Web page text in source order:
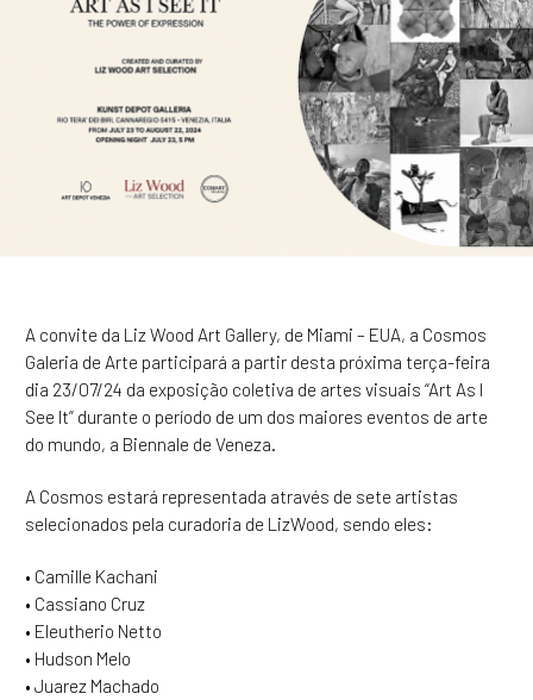
A convite da Liz Wood Art Gallery, de Miami – EUA, a Cosmos
Galeria de Arte participará a partir desta próxima terça-feira
dia 23/07/24 da exposição coletiva de artes visuais “Art As I
See It” durante o período de um dos maiores eventos de arte
do mundo, a Biennale de Veneza.
A Cosmos estará representada através de sete artistas
selecionados pela curadoria de LizWood, sendo eles:
• Camille Kachani
• Cassiano Cruz
• Eleutherio Netto
• Hudson Melo
• Juarez Machado